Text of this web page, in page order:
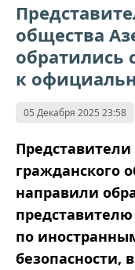
общества
к
05 Декабря 2025 23:58
гражданского
направили
по
безопасности,